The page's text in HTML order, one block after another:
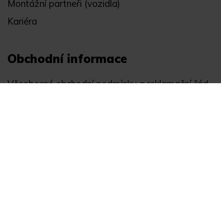
Montážní partneři (vozidla)
Kariéra
Obchodní informace
Všeobecné obchodní podmínky a reklamační řád